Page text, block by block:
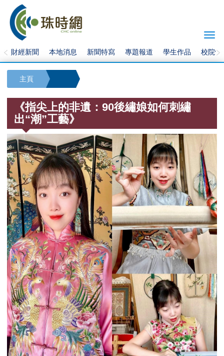
財經新聞 本地消息 新聞特寫 專題報道 學生作品 校院快
主頁
《指尖上的非遺：90後繡娘如何刺繡
出“潮”工藝》